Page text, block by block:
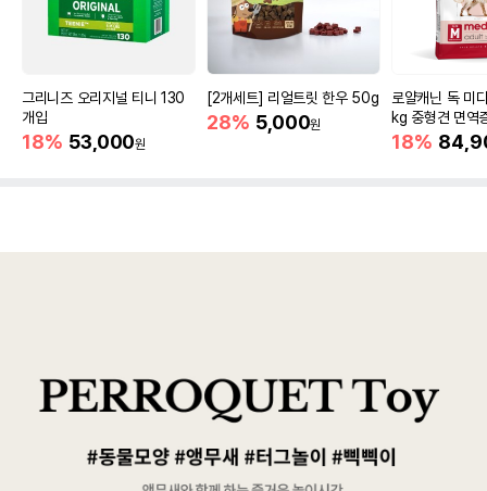
그리니즈 오리지널 티니 130
개입
18% 53,000원
[2개세트] 리얼트릿 한우 50g
28% 5,000원
로얄캐닌 독 미
kg 중형견 면역
18%